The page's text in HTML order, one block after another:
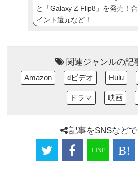
と「Galaxy Z Flip8」を発売！
イント還元など！
関連ジャンルの記
Amazon dビデオ Hulu
ドラマ 映画
記事をSNSなど